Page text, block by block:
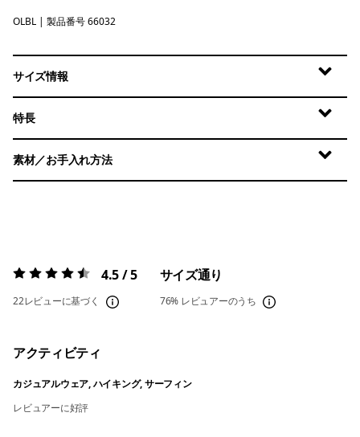
'95 Oval Logo: Shore Blue
OLBL | 製品番号 66032
サイズ情報
特長
素材／お手入れ方法
評価:4.5 / 5 4.5 / 5
22レビューに基づく
サイズ通り
76% レビュアーのうち
アクティビティ
カジュアルウェア, ハイキング, サーフィン
レビュアーに好評